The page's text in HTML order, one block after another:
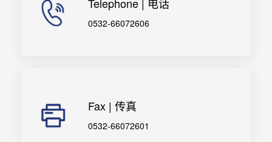
0532-66072606
Fax | 传真
0532-66072601